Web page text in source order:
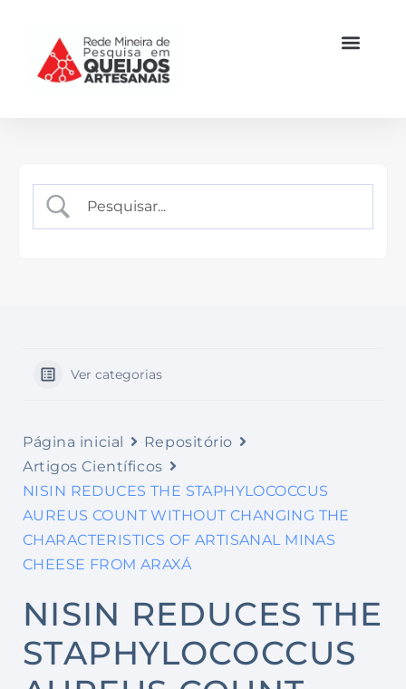
Ver categorias
Página inicial
Repositório
Artigos Científicos
NISIN REDUCES THE STAPHYLOCOCCUS
AUREUS COUNT WITHOUT CHANGING THE
CHARACTERISTICS OF ARTISANAL MINAS
CHEESE FROM ARAXÁ
NISIN REDUCES THE
STAPHYLOCOCCUS